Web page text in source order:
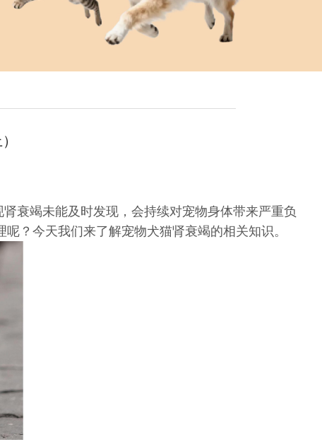
衰竭未能及时发现，会持续对宠物身体带来严重负
？今天我们来了解宠物犬猫肾衰竭的相关知识。